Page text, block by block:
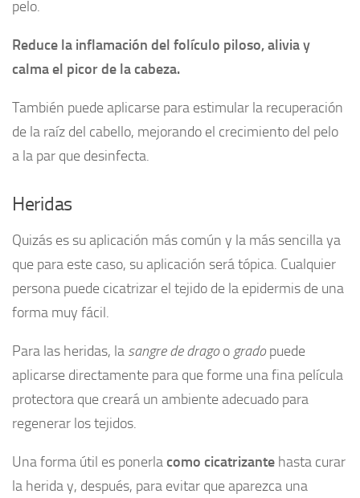
pelo.
Reduce la inflamación del folículo piloso, alivia y
calma el picor de la cabeza.
También puede aplicarse para estimular la recuperación
de la raíz del cabello, mejorando el crecimiento del pelo
a la par que desinfecta.
Heridas
Quizás es su aplicación más común y la más sencilla ya
que para este caso, su aplicación será tópica. Cualquier
persona puede cicatrizar el tejido de la epidermis de una
forma muy fácil.
Para las heridas, la sangre de dragoogradopuede
aplicarse directamente para que forme una fina película
protectora que creará un ambiente adecuado para
regenerar los tejidos.
Una forma útil es ponerlacomo cicatrizante hasta curar
la herida y, después, para evitar que aparezca una